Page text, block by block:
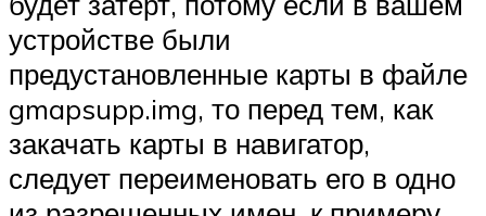
устройстве были
предустановленные карты в файле
gmapsupp.img, то перед тем, как
закачать карты в навигатор,
следует переименовать его в одно